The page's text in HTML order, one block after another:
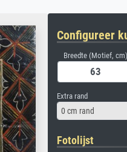
Configureer
Breedte (Motief, cm)
Extra rand
0 cm rand
Fotolijst